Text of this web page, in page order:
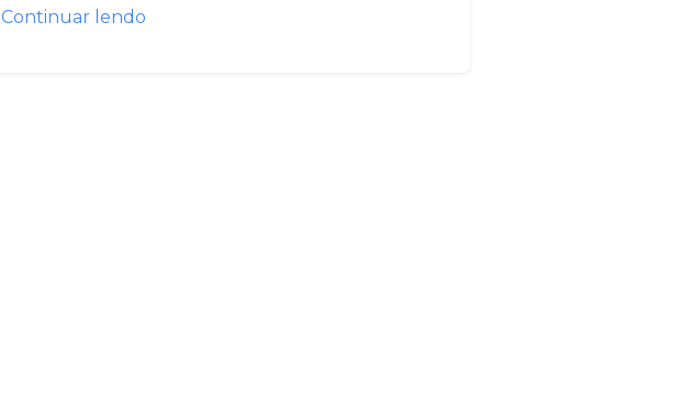
Continuar lendo